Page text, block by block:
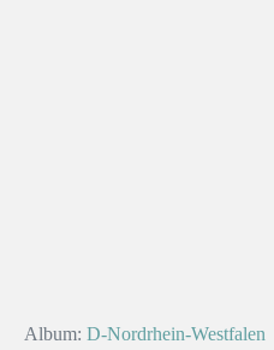
Album: D-Nordrhein-Westfalen